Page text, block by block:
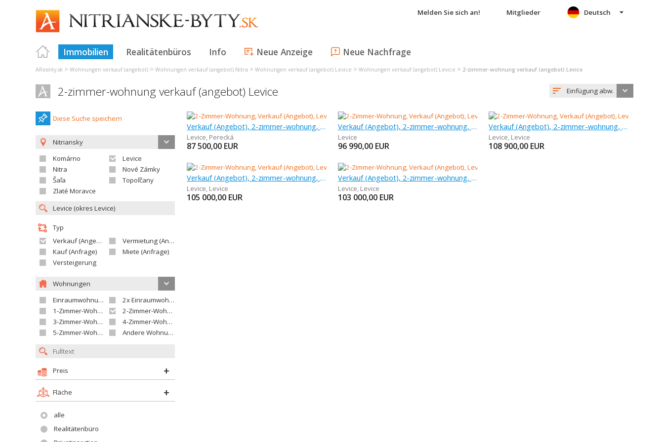
Melden Sie sich an! Mitglieder
Immobilien Realitätenbüros Info Neue Anzeige Neue Nachfrage
Deutsch
AReality.sk > Wohnungen verkauf (angebot) > Wohnungen verkauf (angebot) Nitra > Wohnungen verkauf (angebot) Levice > Wohnungen verkauf (angebot) Levice > 2-zimmer-wohnung verkauf (angebot) Levice
2-zimmer-wohnung verkauf (angebot) Levice Einfügung abw.
Diese Suche speichern
Nitriansky
Komárno
Levice
Nitra
Nové Zámky
Šaľa
Topoľčany
Zlaté Moravce
Typ
Verkauf (Angebot)
Vermietung (Angebot)
Kauf (Anfrage)
Miete (Anfrage)
Versteigerung
Wohnungen
Einraumwohnung
2x Einraumwohnung
1-Zimmer-Wohnung
2-Zimmer-Wohnung
3-Zimmer-Wohnung
4-Zimmer-Wohnung
5-Zimmer-Wohnung und größer
Andere Wohnung
Preis
Fläche
alle
Realitätenbüro
Verkauf (Angebot), 2-zimmer-wohnung, 65,58 m
Levice, Perecká
87 500,00 EUR
Verkauf (Angebot), 2-zimmer-wohnung, 49 m
Levice
96 990,00 EUR
Verkauf (Angebot), 2-zimmer-wohnung, 66 m
Levice, Levice
108 900,00 EUR
Verkauf (Angebot), 2-zimmer-wohnung, 66 m
Levice, Levice
105 000,00 EUR
Verkauf (Angebot), 2-zimmer-wohnung, 67 m
Levice, Levice
103 000,00 EUR